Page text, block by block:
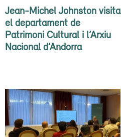
Jean-Michel Johnston visita
el departament de
Patrimoni Cultural i l’Arxiu
Nacional d’Andorra